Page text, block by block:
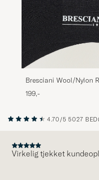
Bresciani Wool/Nylon
Short Socks Black
199,-
4.70/5 5027
Virkelig tjekket